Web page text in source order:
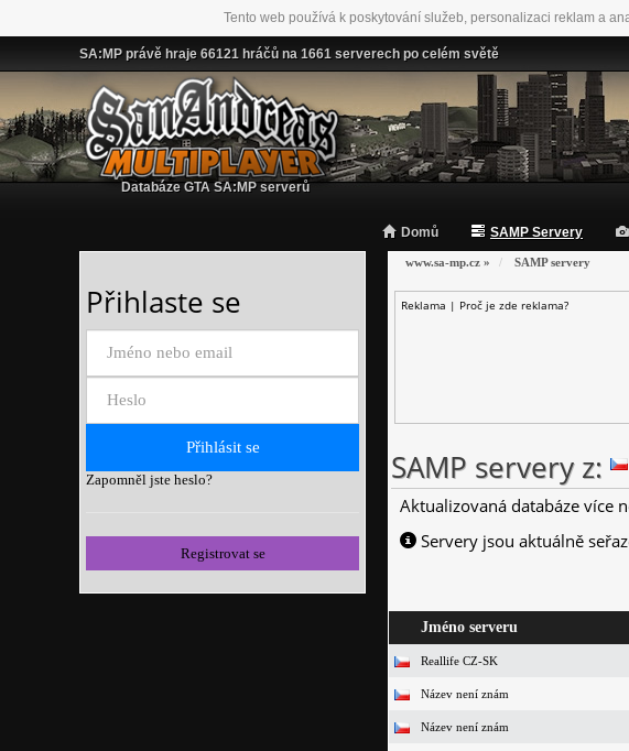
Tento web používá k poskytování služeb, personalizaci reklam a
SA:MP právě hraje 66121 hráčů na 1661 serverech po celém světě
Databáze GTA SA:MP serverů
Domů SAMP Servery
www.sa-mp.cz » SAMP servery
Reklama | Proč je zde reklama?
SAMP servery z:
Aktualizovaná databáze více
Servery jsou aktuálně
Jméno serveru
Reallife CZ-SK
Název není znám
Název není znám
Přihlaste se
Zapomněl jste heslo?
Registrovat se